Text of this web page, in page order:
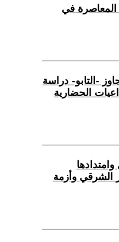
المعاصرة في
-التابو- دراسة
الحضارية
الشرقي وأزمة